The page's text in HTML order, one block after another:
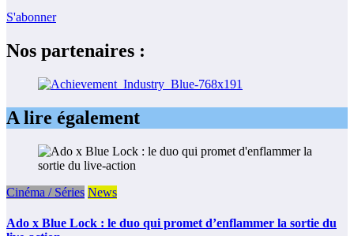
S'abonner
Nos partenaires :
A lire également
Cinéma / Séries News
Ado x Blue Lock : le duo qui promet d’enflammer la sortie du